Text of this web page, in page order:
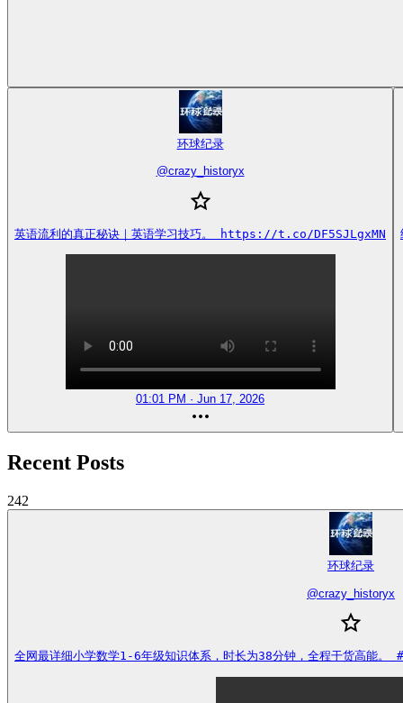
环球纪录
@crazy_historyx
英语流利的真正秘诀｜英语学习技巧。 https://t.co/DF5SJLgxMN
01:01 PM · Jun 17, 2026
Recent Posts
242
环球纪录
@crazy_historyx
全网最详细小学数学1-6年级知识体系，时长为38分钟，全程干货高